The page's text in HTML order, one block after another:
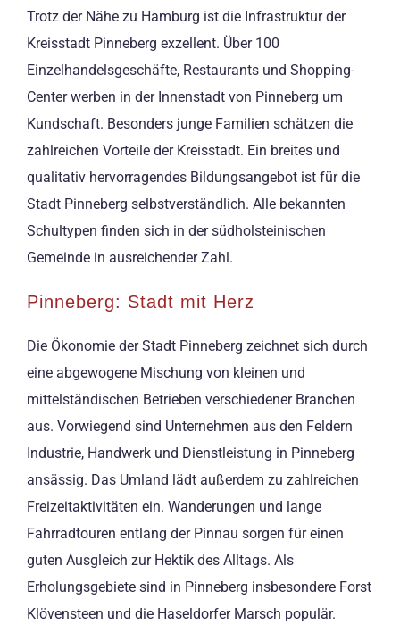
Trotz der Nähe zu Hamburg ist die Infrastruktur der
Kreisstadt Pinneberg exzellent. Über 100
Einzelhandelsgeschäfte, Restaurants und Shopping-
Center werben in der Innenstadt von Pinneberg um
Kundschaft. Besonders junge Familien schätzen die
zahlreichen Vorteile der Kreisstadt. Ein breites und
qualitativ hervorragendes Bildungsangebot ist für die
Stadt Pinneberg selbstverständlich. Alle bekannten
Schultypen finden sich in der südholsteinischen
Gemeinde in ausreichender Zahl.
Pinneberg: Stadt mit Herz
Die Ökonomie der Stadt Pinneberg zeichnet sich durch
eine abgewogene Mischung von kleinen und
mittelständischen Betrieben verschiedener Branchen
aus. Vorwiegend sind Unternehmen aus den Feldern
Industrie, Handwerk und Dienstleistung in Pinneberg
ansässig. Das Umland lädt außerdem zu zahlreichen
Freizeitaktivitäten ein. Wanderungen und lange
Fahrradtouren entlang der Pinnau sorgen für einen
guten Ausgleich zur Hektik des Alltags. Als
Erholungsgebiete sind in Pinneberg insbesondere Forst
Klövensteen und die Haseldorfer Marsch populär.